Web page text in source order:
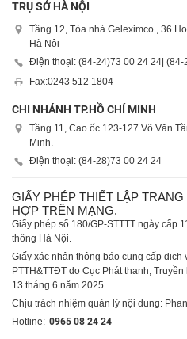
TRỤ SỞ HÀ NỘI
Tầng 12, Tòa nhà Geleximco , 36
Hà Nội
Điện thoại: (84-24)73 00 24 24 |
Fax:0243 512 1804
CHI NHÁNH TP.HỒ CHÍ MINH
Tầng 11, Cao ốc 123-127 Võ Văn
Minh.
Điện thoại: (84-28)73 00 24 24
GIẤY PHÉP THIẾT LẬP
HỢP TRÊN MẠNG.
Giấy phép số 180/GP-STTTT ngày cấp
thông Hà Nội.
Giấy xác nhận thông báo cung cấp dịch
PTTH&TTĐT do Cục Phát thanh,
13 tháng 6 năm 2025.
Chịu trách nhiệm quản lý nội dung:
Hotline: 0965 08 24 24